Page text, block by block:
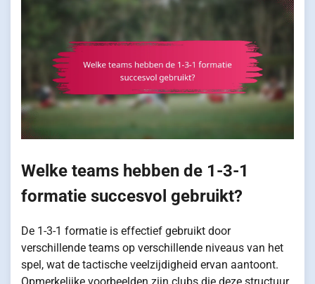
Welke teams hebben de 1-3-1
formatie succesvol gebruikt?
De 1-3-1 formatie is effectief gebruikt door
verschillende teams op verschillende niveaus van het
spel, wat de tactische veelzijdigheid ervan aantoont.